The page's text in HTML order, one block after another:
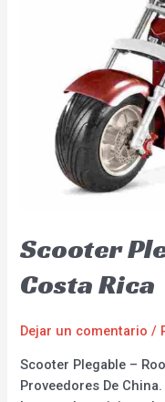
Scooter
Costa Rica
Dejar un comentario /
Scooter Plegable –
Proveedores De